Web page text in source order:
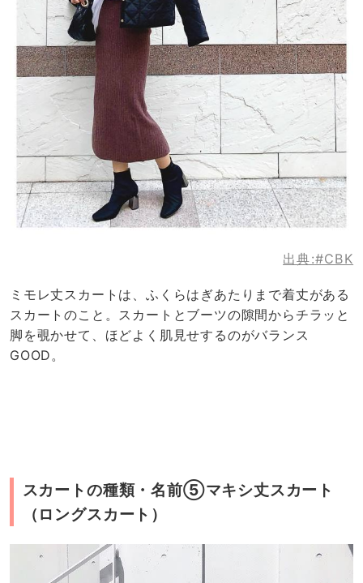
出典:#CBK
ミモレ丈スカートは、ふくらはぎあたりまで着丈がある
スカートのこと。スカートとブーツの隙間からチラッと
脚を覗かせて、ほどよく肌見せするのがバランス
GOOD。
スカートの種類・名前⑤マキシ丈スカート
（ロングスカート）